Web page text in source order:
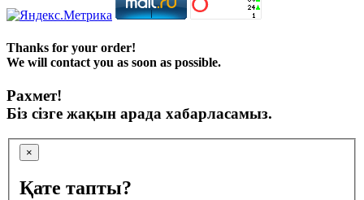
Thanks for your order!
We will contact you as soon as possible.
Рахмет!
Біз сізге жақын арада хабарласамыз.
×
Қате тапты?